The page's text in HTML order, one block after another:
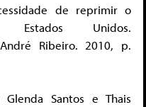
de reprimir o
Estados Unidos.
André Ribeiro. 2010, p.
Santos e Thais